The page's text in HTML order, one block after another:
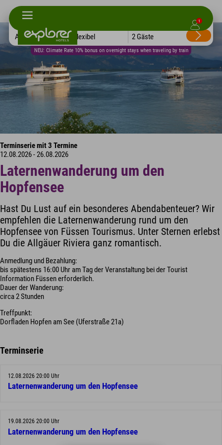
1
NEU: Climate Rate 10% bonus on overnight stays when traveling by train
Alle Hotels Flexibel 2 Gäste
Terminserie mit 3 Termine
12.08.2026 - 26.08.2026
Laternenwanderung um den
Hopfensee
Hast Du Lust auf ein besonderes Abendabenteuer? Wir
empfehlen die Laternenwanderung rund um den
Hopfensee von Füssen Tourismus. Unter Sternen erlebst
Du die Allgäuer Riviera ganz romantisch.
Anmedlung und Bezahlung:
bis spätestens 16:00 Uhr am Tag der Veranstaltung bei der Tourist
Information Füssen erforderlich.
Dauer der Wanderung:
circa 2 Stunden
Treffpunkt:
Dorfladen Hopfen am See (Uferstraße 21a)
Terminserie
12.08.2026 20:00 Uhr
Laternenwanderung um den Hopfensee
19.08.2026 20:00 Uhr
Laternenwanderung um den Hopfensee